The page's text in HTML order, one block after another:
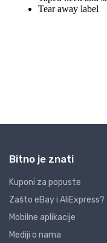
Bitno je znati
Kuponi za popuste
Zašto eBay i AliExpress?
Mobilne aplikacije
Mediji o nama